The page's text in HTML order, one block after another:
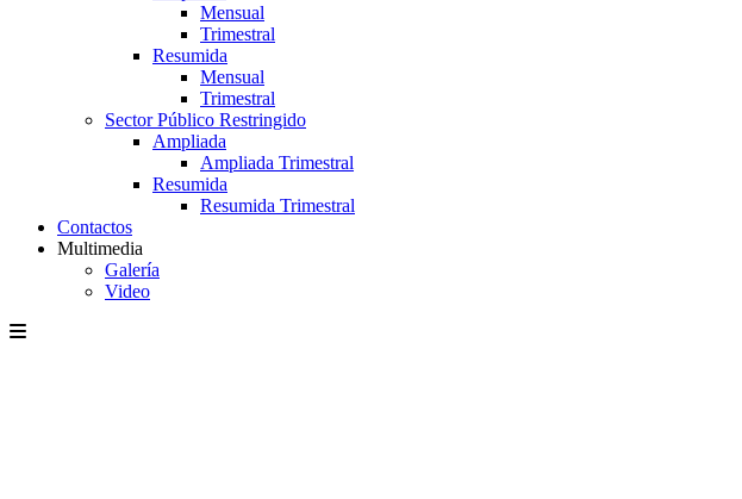
Mensual
Trimestral
Resumida
Mensual
Trimestral
Sector Público Restringido
Ampliada
Ampliada Trimestral
Resumida
Resumida Trimestral
Contactos
Multimedia
Galería
Video